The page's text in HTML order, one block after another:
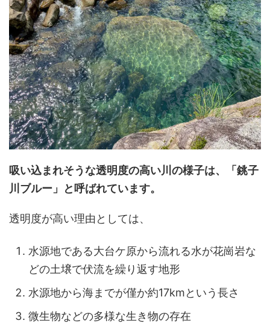
吸い込まれそうな透明度の高い川の様子は、「銚子
川ブルー」と呼ばれています。
透明度が高い理由としては、
水源地である大台ケ原から流れる水が花崗岩な
どの土壌で伏流を繰り返す地形
水源地から海までが僅か約17kmという長さ
微生物などの多様な生き物の存在